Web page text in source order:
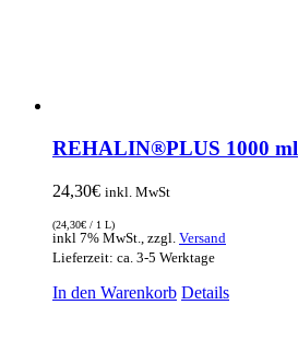
REHALIN®PLUS 1000 ml
24,30€ inkl. MwSt
(24,30€ / 1 L)
inkl 7% MwSt., zzgl. Versand
Lieferzeit: ca. 3-5 Werktage
In den Warenkorb Details